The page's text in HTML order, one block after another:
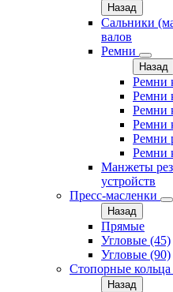
Назад
Сальники
валов
Ремни
Назад
Ремни
Ремни
Ремни
Ремни
Ремни
Ремни
Манжеты
устройств
Пресс-масленки
Назад
Прямые
Угловые (45)
Угловые (90)
Стопорные кольца
Назад